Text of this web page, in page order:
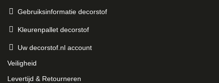
Gebruiksinformatie decorstof
Kleurenpallet decorstof
Uw decorstof.nl account
Veiligheid
Levertijd & Retourneren